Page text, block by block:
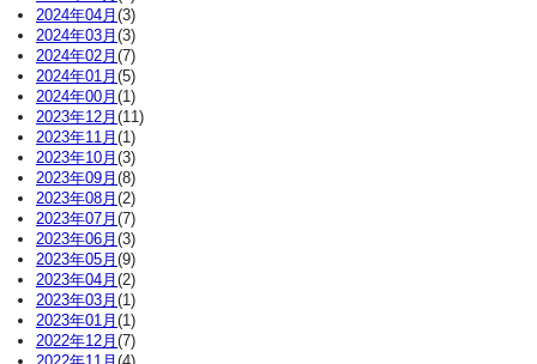
2024年04月 (3)
2024年03月 (3)
2024年02月 (7)
2024年01月 (5)
2024年00月 (1)
2023年12月 (11)
2023年11月 (1)
2023年10月 (3)
2023年09月 (8)
2023年08月 (2)
2023年07月 (7)
2023年06月 (3)
2023年05月 (9)
2023年04月 (2)
2023年03月 (1)
2023年01月 (1)
2022年12月 (7)